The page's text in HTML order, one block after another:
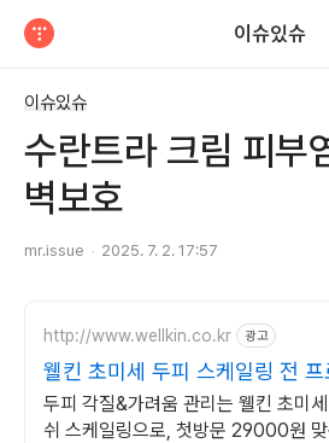
이슈있슈
이슈있슈
수란트라 크림 피부
벽보호
mr.issue 2025. 7. 2. 17:57
http://www.wellkin.co.kr 광고
웰킨 초미세 두피 스케일링 전 프
램 50%OFF
두피 각질&가려움 관리는 웰킨 초미
쉬 스케일링으로, 첫방문 29000원 맞